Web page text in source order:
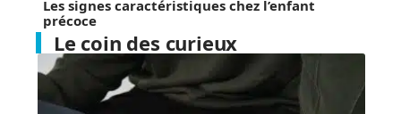
Les signes caractéristiques chez l’enfant
précoce
Le coin des curieux